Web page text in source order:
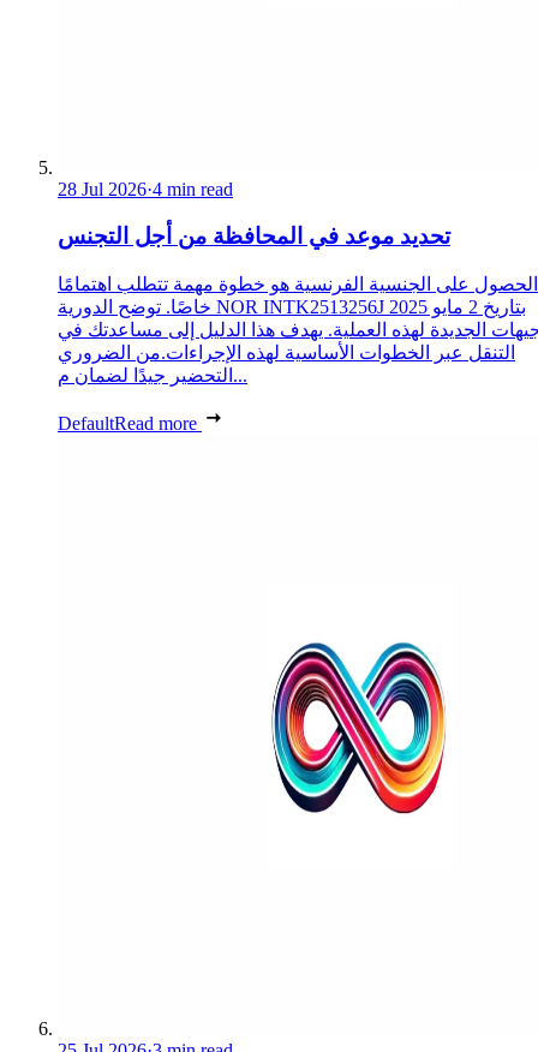
28 Jul 2026·4 min read
تحديد موعد في المحافظة من أجل التجنس
الحصول على الجنسية الفرنسية هو خطوة مهمة تتطلب اهتمامًا
خاصًا. توضح الدورية NOR INTK2513256J بتاريخ 2 مايو 2025
الجديدة لهذه العملية. يهدف هذا الدليل إلى مساعدتك في
التنقل عبر الخطوات الأساسية لهذه الإجراءات.من الضروري
التحضير جيدًا لضمان م...
DefaultRead more